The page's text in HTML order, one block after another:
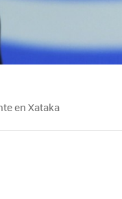
en Xataka